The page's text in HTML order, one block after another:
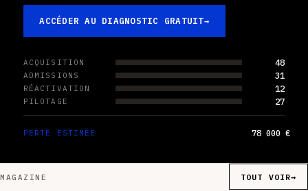
ACCÉDER AU DIAGNOSTIC GRATUIT→
ACQUISITION 48
ADMISSIONS 31
RÉACTIVATION 12
PILOTAGE 27
PERTE ESTIMÉE 78 000 €
MAGAZINE TOUT VOIR→